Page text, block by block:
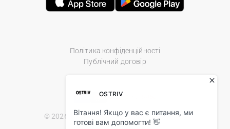
Політика конфіденційності
Публічний договір
© 2026 Ostriv.ua Store. All Rights Reserved.